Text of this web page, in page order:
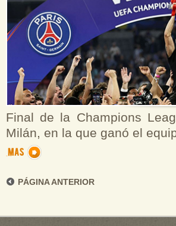
Final de la Champions
Milán, en la que ganó el
PÁGINA ANTERIOR